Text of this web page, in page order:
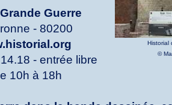
Historial
©
Guerre
- 80200
- entrée libre
10h à 18h